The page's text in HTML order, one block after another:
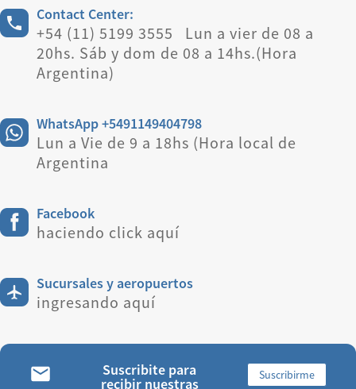
Contact Center:
+54 (11) 5199 3555 Lun a vier de 08 a
20hs. Sáb y dom de 08 a 14hs.(Hora
Argentina)
WhatsApp +5491149404798
Lun a Vie de 9 a 18hs (Hora local de
Argentina
Facebook
haciendo click aquí
Sucursales y aeropuertos
ingresando aquí
Suscribite para
recibir nuestras Suscribirme